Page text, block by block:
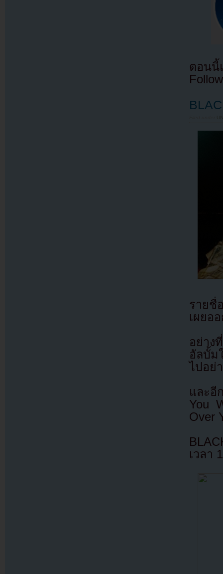
ตอนนี้
รายชื่
เผยอ
อย่าง
อัลบั้ม
ไปอย่
และอี
You
Over
เวลา